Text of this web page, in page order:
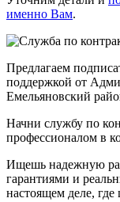
именно Вам.
Предлагаем
поддержкой от
Емельяновский
Начни службу по
профессионалом в
Ищешь надежную
гарантиями и
настоящем деле,